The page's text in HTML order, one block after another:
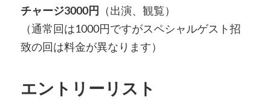
チャージ3000円 （出演、観覧）
（通常回は1000円ですがスペシャルゲスト招
致の回は料金が異なります）
エントリーリスト